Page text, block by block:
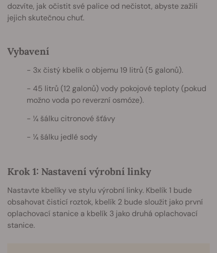
dozvíte, jak očistit své palice od nečistot, abyste zažili
jejich skutečnou chuť.
Vybavení
3x čistý kbelík o objemu 19 litrů (5 galonů).
45 litrů (12 galonů) vody pokojové teploty (pokud
možno voda po reverzní osmóze).
¼ šálku citronové šťávy
¼ šálku jedlé sody
Krok 1: Nastavení výrobní linky
Nastavte kbelíky ve stylu výrobní linky. Kbelík 1 bude
obsahovat čisticí roztok, kbelík 2 bude sloužit jako první
oplachovací stanice a kbelík 3 jako druhá oplachovací
stanice.